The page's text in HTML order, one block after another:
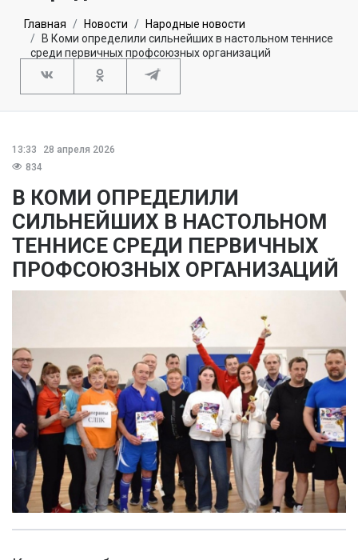
Главная Новости
Народные новости
В Коми определили сильнейших в настольном теннисе
среди первичных профсоюзных организаций
13:33
28 апреля 2026
834
В КОМИ ОПРЕДЕЛИЛИ
СИЛЬНЕЙШИХ В НАСТОЛЬНОМ
ТЕННИСЕ СРЕДИ ПЕРВИЧНЫХ
ПРОФСОЮЗНЫХ ОРГАНИЗАЦИЙ